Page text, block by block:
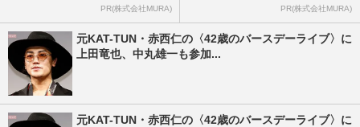
PR(株式会社MURA) PR(株式会社MURA)
元KAT-TUN・赤西仁の〈42歳のバースデーライブ〉に
上田竜也、中丸雄一も参加...
元KAT-TUN・赤西仁の〈42歳のバースデーライブ〉に